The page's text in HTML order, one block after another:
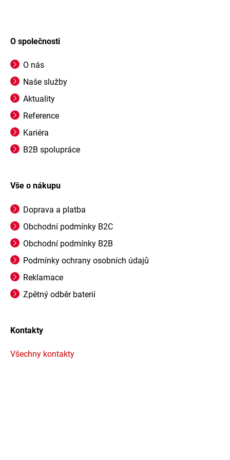
O společnosti
O nás
Naše služby
Aktuality
Reference
Kariéra
B2B spolupráce
Vše o nákupu
Doprava a platba
Obchodní podmínky B2C
Obchodní podmínky B2B
Podmínky ochrany osobních údajů
Reklamace
Zpětný odběr baterií
Kontakty
Všechny kontakty